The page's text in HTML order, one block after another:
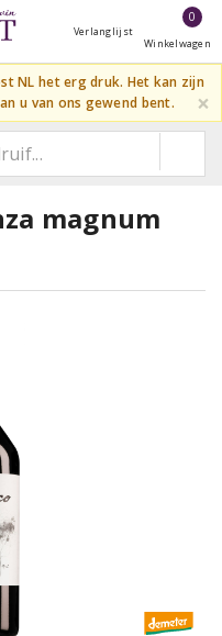
Verlanglijst
0
Winkelwagen
NL het erg druk. Het kan zijn
u van ons gewend bent.
×
magnum